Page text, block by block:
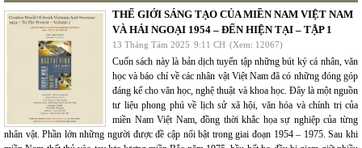
THẾ GIỚI SÁNG TẠO CỦA MIỀN NAM VIỆT NAM
VÀ HẢI NGOẠI 1954 – ĐẾN HIỆN TẠI – TẬP 1
13 Tháng Tám 2025 9:11 CH (Xem: 12067)
Cuốn sách này là bản dịch tuyển tập những bút ký cá nhân, văn
học và báo chí về các nhân vật Việt Nam đã có những đóng góp
đáng kể cho văn học, nghệ thuật và khoa học. Đây là một nguồn
tư liệu phong phú về lịch sử xã hội, văn hóa và chính trị của
miền Nam Việt Nam, đồng thời khắc họa sự nghiệp của từng
nhân vật. Phần lớn những người được đề cập nổi bật trong giai đoạn 1954 – 1975. Sau khi